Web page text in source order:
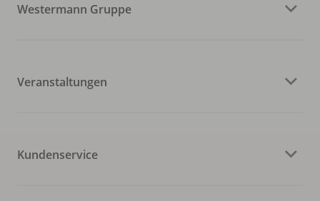
Westermann Gruppe
Veranstaltungen
Kundenservice